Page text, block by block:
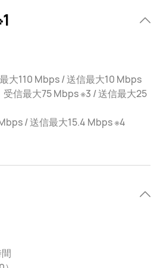
大110 Mbps / 送信最大10 Mbps
受信最大75 Mbps ※3 / 送信最大25
/ 送信最大15.4 Mbps ※4